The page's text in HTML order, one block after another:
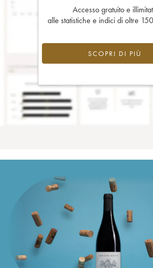
Accesso gratuito e
alle statistiche e indici di oltre
SCOPRI DI PIÙ